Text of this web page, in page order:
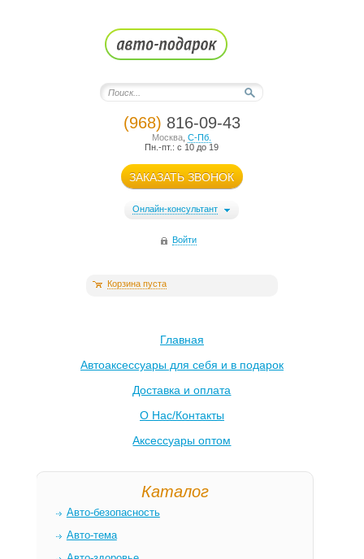
(968) 816-09-43
Москва ,С-Пб.
Пн.-пт.: с 10 до 19
ЗАКАЗАТЬ ЗВОНОК
Онлайн-консультант
Войти
Корзина пуста
Главная
Автоаксессуары для себя и в подарок
Доставка и оплата
О Нас/Контакты
Аксессуары оптом
Каталог
Авто-безопасность
Авто-тема